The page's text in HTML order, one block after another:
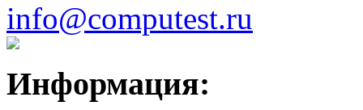
info@computest.ru
Информация: